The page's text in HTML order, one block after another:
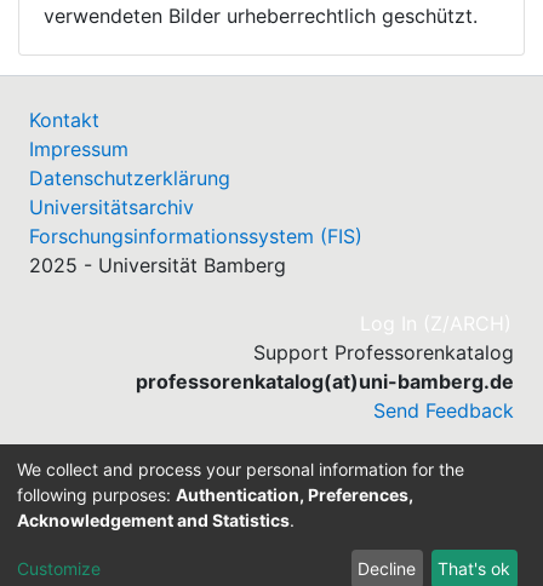
verwendeten Bilder urheberrechtlich geschützt.
Kontakt
Impressum
Datenschutzerklärung
Universitätsarchiv
Forschungsinformationssystem (FIS)
2025 - Universität Bamberg
Log In (Z/ARCH)
Support Professorenkatalog
professorenkatalog(at)uni-bamberg.de
Send Feedback
Built withDSpace-CRIS software
We collect and process your personal information for the
following purposes: Authentication, Preferences,
Acknowledgement and Statistics.
Customize Decline That's ok